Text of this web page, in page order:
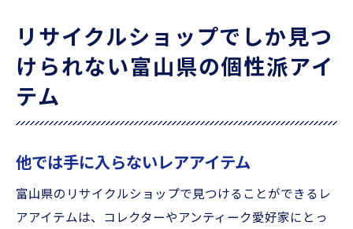
リサイクルショップでしか見つ
けられない富山県の個性派アイ
テム
他では手に入らないレアアイテム
富山県のリサイクルショップで見つけることができるレ
アアイテムは、コレクターやアンティーク愛好家にとっ